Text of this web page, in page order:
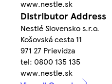
www.nestle.sk
Distributor Address
Nestlé Slovensko s.r.o.
Košovská cesta 11
971 27 Prievidza
tel: 0800 135 135
www.nestle.sk